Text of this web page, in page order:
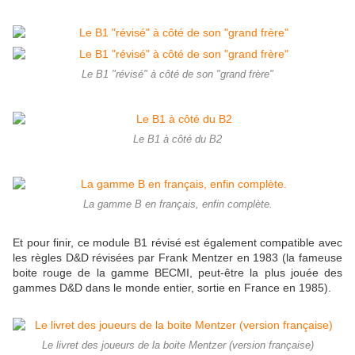
Le B1 "révisé" à côté de son "grand frère"
Le B1 à côté du B2
La gamme B en français, enfin complète.
Et pour finir, ce module B1 révisé est également compatible avec
les règles D&D révisées par Frank Mentzer en 1983 (la fameuse
boite rouge de la gamme BECMI, peut-être la plus jouée des
gammes D&D dans le monde entier, sortie en France en 1985).
Le livret des joueurs de la boite Mentzer (version française)